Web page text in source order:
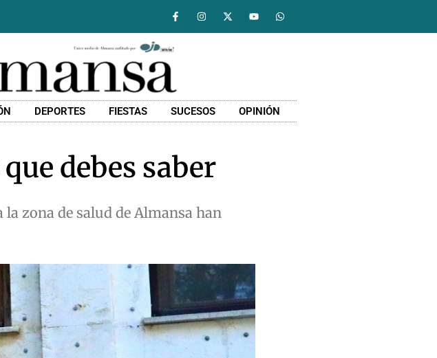
DEPORTES FIESTAS SUCESOS OPINIÓN
debes saber
zona de salud de Almansa han